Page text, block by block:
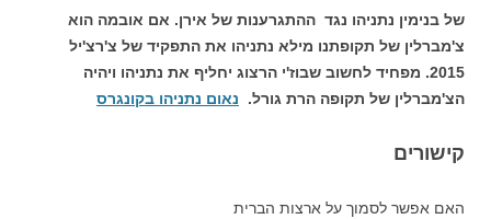
של בנימין נתניהו נגד ההתגרענות של אירן. אם אובמה הוא
צ'מברלין של תקופתנו מילא נתניהו את התפקיד של צ'רצ'יל
2015. מפחיד לחשוב שבוז'י הרצוג יחליף את נתניהו ויהיה
הצ'מברלין של תקופה הרת גורל.
נאום נתניהו בקונגרס
קישורים
האם אפשר לסמוך על ארצות הברית